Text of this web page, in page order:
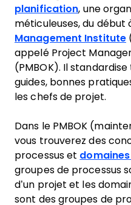
planification, une
méticuleuses, du début
Management Institute
appelé Project
(PMBOK). Il
guides, bonnes
les chefs de projet.
Dans le PMBOK
vous trouverez des
processus et
groupes de processus
d’un projet et les
sont des groupes de